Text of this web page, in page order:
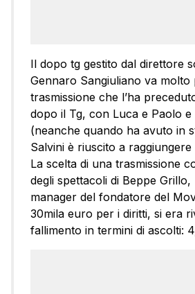
Il dopo tg gestito dal direttore
Gennaro Sangiuliano va molto
trasmissione che l’ha
dopo il Tg, con Luca e Paolo e
(neanche quando ha avuto in
Salvini è riuscito a
La scelta di una trasmissione
degli spettacoli di Beppe Grillo,
manager del fondatore del
30mila euro per i diritti, si era
fallimento in termini di ascolti: